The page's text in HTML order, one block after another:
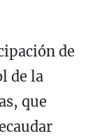
de
de la
que